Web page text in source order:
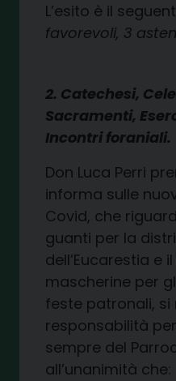
L’esito è il
favorevoli, 3
2. Catechesi,
Sacramenti,
Incontri foraniali.
Don Luca Perri
informa sulle
Covid, che
guanti per la
dell’Eucarestia e
mascherine per
feste patronali,
responsabilità
sempre del
all’unanimità che: